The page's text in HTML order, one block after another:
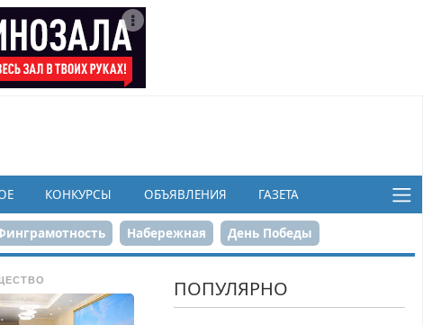
КОНКУРСЫ ОБЪЯВЛЕНИЯ ГАЗЕТА
Набережная День Победы
ПОПУЛЯРНО